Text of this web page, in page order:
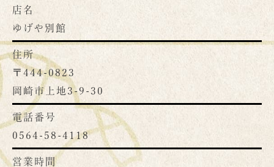
店名
ゆげや別館
住所
〒444-0823
岡崎市上地3-9-30
電話番号
0564-58-4118
営業時間